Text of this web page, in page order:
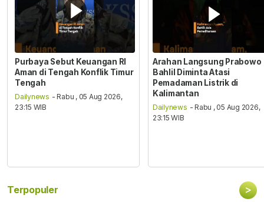
Purbaya Sebut Keuangan RI
Aman di Tengah Konflik Timur
Tengah
Dailynews - Rabu , 05 Aug 2026,
23:15 WIB
Arahan Langsung Prabowo
Bahlil Diminta Atasi
Pemadaman Listrik di
Kalimantan
Dailynews - Rabu , 05 Aug 2026,
23:15 WIB
Terpopuler >